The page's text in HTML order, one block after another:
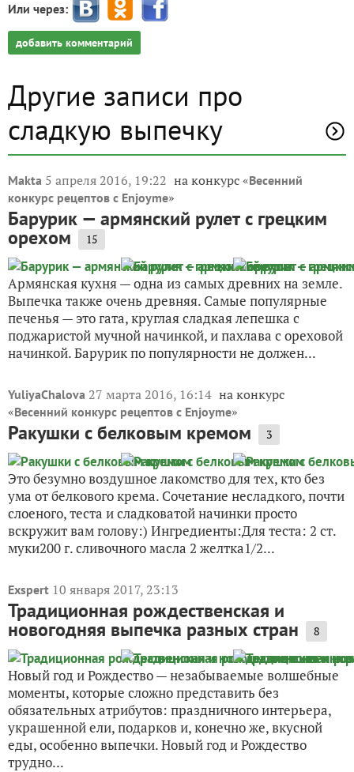
Или через:
добавить комментарий
Другие записи про
сладкую выпечку
Makta 5 апреля 2016, 19:22 на конкурс «Весенний
конкурс рецептов с Enjoyme»
Барурик — армянский рулет с грецким
орехом 15
Армянская кухня — одна из самых древних на земле.
Выпечка также очень древняя. Самые популярные
печенья — это гата, круглая сладкая лепешка с
поджаристой мучной начинкой, и пахлава с ореховой
начинкой. Барурик по популярности не должен...
YuliyaChalova 27 марта 2016, 16:14 на конкурс
«Весенний конкурс рецептов с Enjoyme»
Ракушки с белковым кремом 3
Это безумно воздушное лакомство для тех, кто без
ума от белкового крема. Сочетание несладкого, почти
слоеного, теста и сладковатой начинки просто
вскружит вам голову:) Ингредиенты:Для теста: 2 ст.
муки200 г. сливочного масла 2 желтка1/2...
Exspert 10 января 2017, 23:13
Традиционная рождественская и
новогодняя выпечка разных стран 8
Новый год и Рождество — незабываемые волшебные
моменты, которые сложно представить без
обязательных атрибутов: праздничного интерьера,
украшенной ели, подарков и, конечно же, вкусной
еды, особенно выпечки. Новый год и Рождество
трудно...